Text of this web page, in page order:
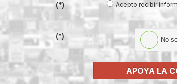
profesionales
que
de la
de un
(*) Acepto recibir
(*) No
APOYA LA